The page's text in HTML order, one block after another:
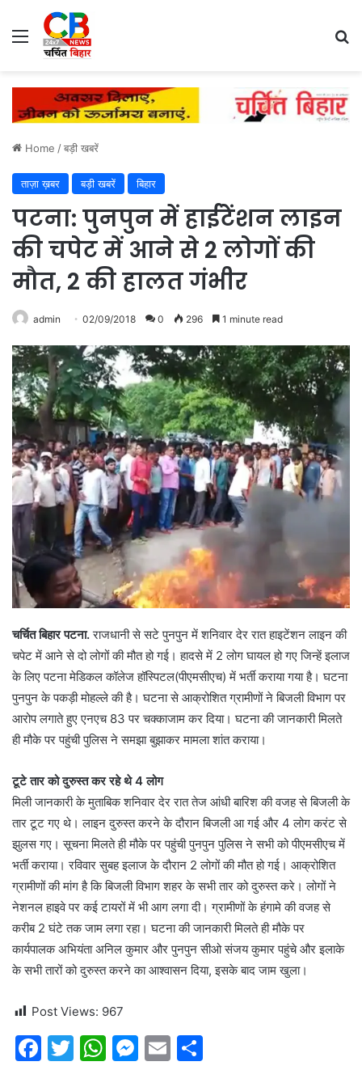
Menu
Home /बड़ी खबरें
ताज़ा ख़बर बड़ी खबरें बिहार
पटना: पुनपुन में हाईटेंशन लाइन
की चपेट में आने से 2 लोगों की
मौत, 2 की हालत गंभीर
admin 02/09/2018 0 296 1 minute read
चर्चित बिहार पटना.राजधानी से सटे पुनपुन में शनिवार देर रात हाइटेंशन लाइन की
चपेट में आने से दो लोगों की मौत हो गई। हादसे में 2 लोग घायल हो गए जिन्हें इलाज
के लिए पटना मेडिकल कॉलेजहॉस्पिटल(पीएमसीएच) में भर्ती कराया गया है। घटना
पुनपुन के पकड़ी मोहल्ले की है। घटना से आक्रोशित ग्रामीणों ने बिजली विभाग पर
आरोप लगाते हुए एनएच 83 पर चक्काजाम कर दिया। घटना की जानकारी मिलते
ही मौके पर पहुंची पुलिस ने समझा बुझाकर मामला शांत कराया।
टूटे तार को दुरुस्त कर रहे थे 4 लोग
मिली जानकारी के मुताबिक शनिवार देर रात तेज आंधी बारिश की वजह से बिजली के
तार टूट गए थे। लाइन दुरुस्त करने के दौरान बिजली आ गई और 4 लोग करंट से
झुलस गए। सूचना मिलते ही मौके पर पहुंची पुनपुन पुलिस ने सभी को पीएमसीएच में
भर्ती कराया। रविवार सुबह इलाज के दौरान 2 लोगों की मौत हो गई। आक्रोशित
ग्रामीणों की मांग है कि बिजली विभाग शहर के सभी तार को दुरुस्त करे। लोगों ने
नेशनल हाइवे पर कई टायरों में भी आग लगा दी। ग्रामीणों के हंगामे की वजह से
करीब 2 घंटे तक जाम लगा रहा। घटना की जानकारी मिलते ही मौके पर
कार्यपालक अभियंता अनिल कुमार और पुनपुन सीओ संजय कुमार पहुंचे और इलाके
के सभी तारों को दुरुस्त करने का आश्वासन दिया, इसके बाद जाम खुला।
Post Views: 967
F
T
W M E